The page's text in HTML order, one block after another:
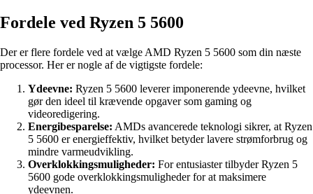
Fordele ved Ryzen 5 5600
Der er flere fordele ved at vælge AMD Ryzen 5 5600 som din næste
processor. Her er nogle af de vigtigste fordele:
Ydeevne: Ryzen 5 5600 leverer imponerende ydeevne, hvilket
gør den ideel til krævende opgaver som gaming og
videoredigering.
Energibesparelse: AMDs avancerede teknologi sikrer, at Ryzen
5 5600 er energieffektiv, hvilket betyder lavere strømforbrug og
mindre varmeudvikling.
Overklokkingsmuligheder: For entusiaster tilbyder Ryzen 5
5600 gode overklokkingsmuligheder for at maksimere
ydeevnen.